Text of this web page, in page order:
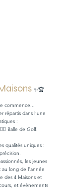
✨🏆
commence...
répartis dans l’une
:
Balle de Golf.
qualités uniques :
les jeunes
long de l’année
des 4 Maisons et
et événements